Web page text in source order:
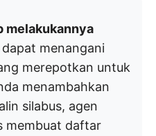
melakukannya
dapat menangani
merepotkan untuk
menambahkan
silabus, agen
membuat daftar